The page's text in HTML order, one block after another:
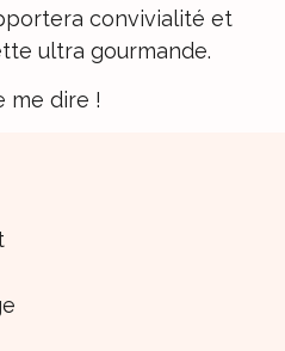
convivialité et
ultra gourmande.
me dire !